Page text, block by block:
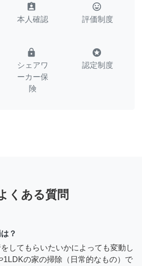
assignment_ind
本人確認
tag_faces
評価制度
lock
シェアワ
ーカー保
険
stars
認定制度
くある質問
？
してもらいたいかによっても変動し
1LDKの家の掃除（日常的なもの）で